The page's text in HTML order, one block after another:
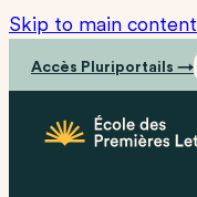
Skip to main content
Accès Pluriportails →